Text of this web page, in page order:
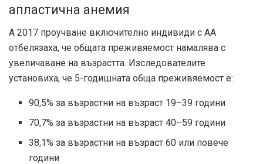
апластична анемия
А 2017 проучване включително индивиди с АА
отбелязаха, че общата преживяемост намалява с
увеличаване на възрастта. Изследователите
установиха, че 5-годишната обща преживяемост е:
90,5% за възрастни на възраст 19–39 години
70,7% за възрастни на възраст 40–59 години
38,1% за възрастни на възраст 60 или повече
години